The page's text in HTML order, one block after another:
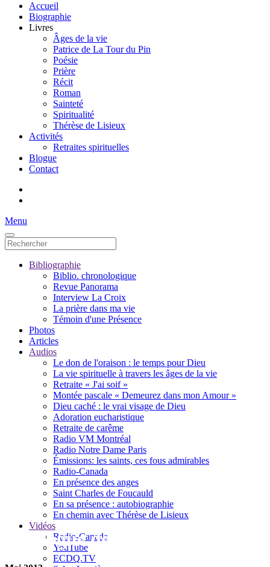
Accueil
Biographie
Livres
Âges de la vie
Patrice de La Tour du Pin
Poésie
Prière
Récit
Roman
Sainteté
Spiritualité
Thérèse de Lisieux
Activités
Retraites spirituelles
Blogue
Contact
Menu
Bibliographie
Biblio. chronologique
Revue Panorama
Interview La Croix
La prière dans ma vie
Témoin d'une Présence
Photos
Articles
Audios
Le don de l'oraison : le temps pour Dieu
La vie spirituelle à travers les âges de la vie
Retraite « J'ai soif »
Montée pascale « Demeurez dans mon Amour »
Dieu caché : le vrai visage de Dieu
Adoration eucharistique
Retraite de carême
Radio VM Montréal
Radio Notre Dame Paris
Émissions: les saints, ces fous admirables
Radio-Canada
En présence des anges
Saint Charles de Foucauld
En sa présence : autobiographie
En chemin avec Thérèse de Lisieux
Vidéos
Radio-Canada
YouTube
ECDQ.TV
Le blogue de Jacques Gauthier